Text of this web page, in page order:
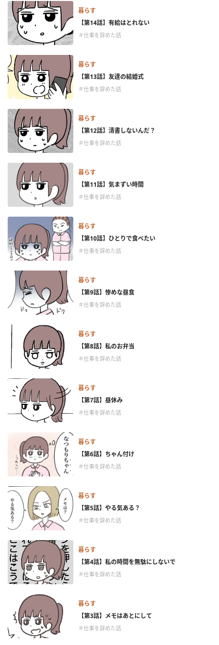
暮らす
【第14話】有給はとれない
＃仕事を辞めた話
暮らす
【第13話】友達の結婚式
＃仕事を辞めた話
暮らす
【第12話】清書しないんだ？
＃仕事を辞めた話
暮らす
【第11話】気まずい時間
＃仕事を辞めた話
暮らす
【第10話】ひとりで食べたい
＃仕事を辞めた話
暮らす
【第9話】惨めな昼食
＃仕事を辞めた話
暮らす
【第8話】私のお弁当
＃仕事を辞めた話
暮らす
【第7話】昼休み
＃仕事を辞めた話
暮らす
【第6話】ちゃん付け
＃仕事を辞めた話
暮らす
【第5話】やる気ある？
＃仕事を辞めた話
暮らす
【第4話】私の時間を無駄にしないで
＃仕事を辞めた話
暮らす
【第3話】メモはあとにして
＃仕事を辞めた話